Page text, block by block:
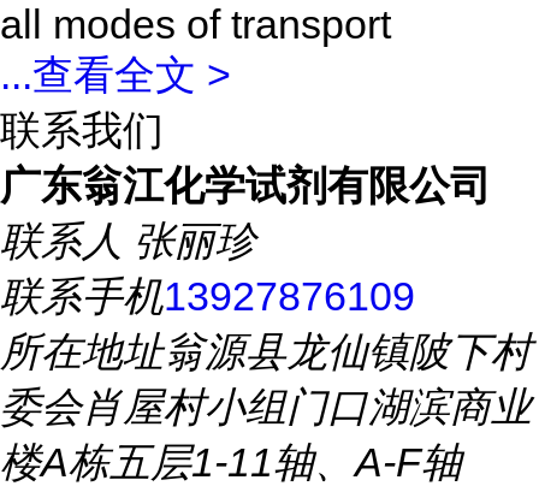
all modes of transport
...查看全文 >
联系我们
广东翁江化学试剂有限公司
联系人 张丽珍
联系手机13927876109
所在地址翁源县龙仙镇陂下村
委会肖屋村小组门口湖滨商业
楼A栋五层1-11轴、A-F轴